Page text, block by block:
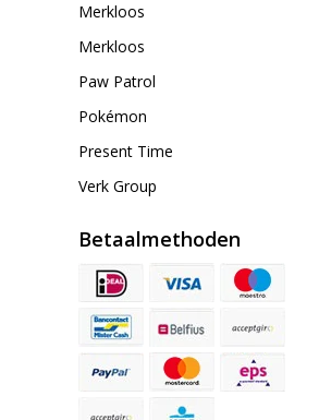
Merkloos
Merkloos
Paw Patrol
Pokémon
Present Time
Verk Group
Betaalmethoden